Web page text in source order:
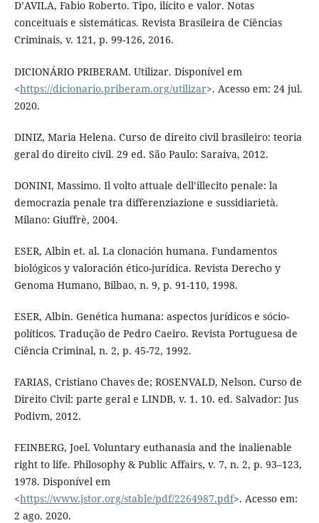
D’AVILA, Fabio Roberto. Tipo, ilícito e valor. Notas
conceituais e sistemáticas. Revista Brasileira de Ciências
Criminais, v. 121, p. 99-126, 2016.
DICIONÁRIO PRIBERAM. Utilizar. Disponível em
<https://dicionario.priberam.org/utilizar>. Acesso em: 24 jul.
2020.
DINIZ, Maria Helena. Curso de direito civil brasileiro: teoria
geral do direito civil. 29 ed. São Paulo: Saraiva, 2012.
DONINI, Massimo. Il volto attuale dell’illecito penale: la
democrazia penale tra differenziazione e sussidiarietà.
Milano: Giuffrè, 2004.
ESER, Albin et. al. La clonación humana. Fundamentos
biológicos y valoración ético-jurídica. Revista Derecho y
Genoma Humano, Bilbao, n. 9, p. 91-110, 1998.
ESER, Albin. Genética humana: aspectos jurídicos e sócio-
políticos. Tradução de Pedro Caeiro. Revista Portuguesa de
Ciência Criminal, n. 2, p. 45-72, 1992.
FARIAS, Cristiano Chaves de; ROSENVALD, Nelson. Curso de
Direito Civil: parte geral e LINDB, v. 1. 10. ed. Salvador: Jus
Podivm, 2012.
FEINBERG, Joel. Voluntary euthanasia and the inalienable
right to life. Philosophy & Public Affairs, v. 7, n. 2, p. 93–123,
1978. Disponível em
<https://www.jstor.org/stable/pdf/2264987.pdf>. Acesso em:
2 ago. 2020.